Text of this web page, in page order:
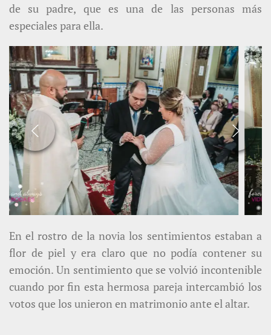
de su padre, que es una de las personas más
especiales para ella.
En el rostro de la novia los sentimientos estaban a
flor de piel y era claro que no podía contener su
emoción. Un sentimiento que se volvió incontenible
cuando por fin esta hermosa pareja intercambió los
votos que los unieron en matrimonio ante el altar.